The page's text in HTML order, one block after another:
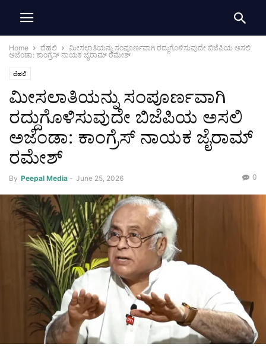
Home ದೆಹಲಿ
ಮೀಸಲಾತಿಯನ್ನು ಸಂಪೂರ್ಣವಾಗಿ ರದ್ದುಗೊಳಿಸುವುದೇ ಬಿಜೆಪಿಯ ಅಸಲಿ
ಅಜೆಂಡಾ: ಕಾಂಗ್ರೆಸ್ ನಾಯಕ ಜೈರಾಮ್ ರಮೇಶ್
ದೆಹಲಿ
ಮೀಸಲಾತಿಯನ್ನು ಸಂಪೂರ್ಣವಾಗಿ
ರದ್ದುಗೊಳಿಸುವುದೇ ಬಿಜೆಪಿಯ ಅಸಲಿ
ಅಜೆಂಡಾ: ಕಾಂಗ್ರೆಸ್ ನಾಯಕ ಜೈರಾಮ್
ರಮೇಶ್
By Peepal Media - June 25, 2026 0